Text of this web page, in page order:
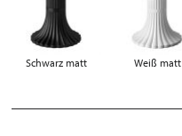
Schwarz matt Weiß matt